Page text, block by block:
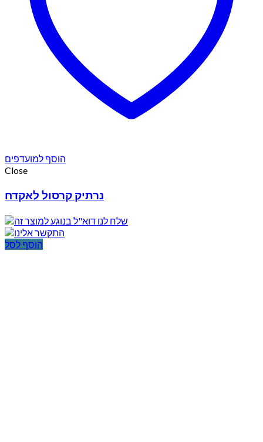
הוסף למועדפים
Close
נרתיק קרסול לאקדח
הוסף לסל